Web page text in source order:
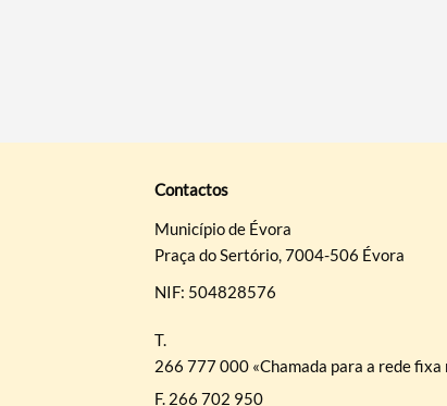
Contactos
Município de Évora
Praça do Sertório, 7004-506 Évora
NIF: 504828576
T.
266 777 000 «Chamada para a rede fixa
F. 266 702 950